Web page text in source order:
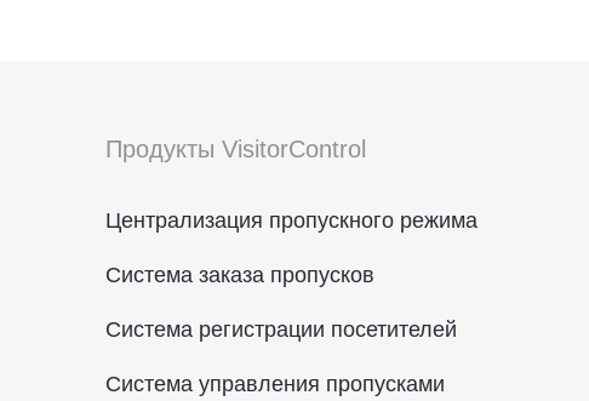
Продукты VisitorControl
Централизация пропускного режима
Система заказа пропусков
Система регистрации посетителей
Система управления пропусками